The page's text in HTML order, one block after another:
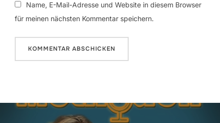
Name, E-Mail-Adresse und Website in diesem Browser
für meinen nächsten Kommentar speichern.
Beitragsnavigation